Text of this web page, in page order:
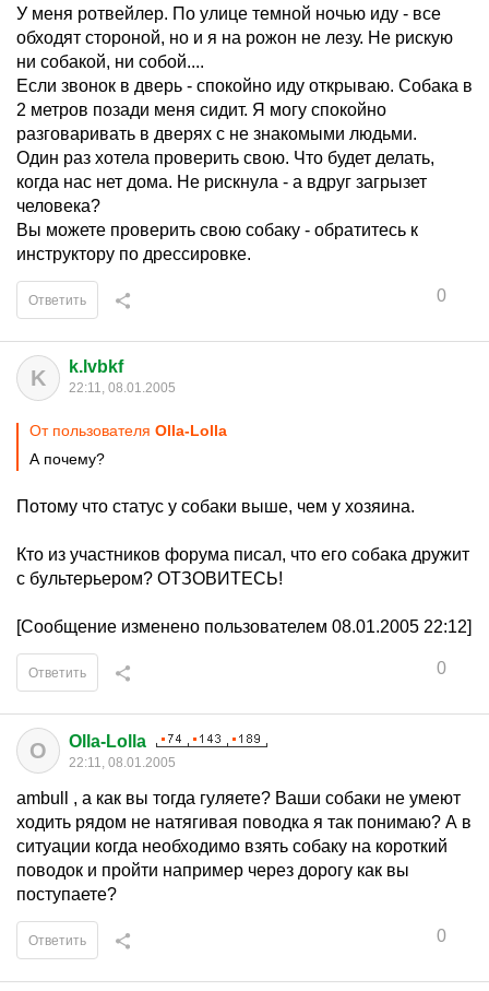
У меня ротвейлер. По улице темной ночью иду - все
обходят стороной, но и я на рожон не лезу. Не рискую
ни собакой, ни собой....
Если звонок в дверь - спокойно иду открываю. Собака в
2 метров позади меня сидит. Я могу спокойно
разговаривать в дверях с не знакомыми людьми.
Один раз хотела проверить свою. Что будет делать,
когда нас нет дома. Не рискнула - а вдруг загрызет
человека?
Вы можете проверить свою собаку - обратитесь к
инструктору по дрессировке.
0
Ответить
K k.lvbkf
22:11, 08.01.2005
От пользователя Olla-Lolla
А почему?
Потому что статус у собаки выше, чем у хозяина.
Кто из участников форума писал, что его собака дружит
с бультерьером? ОТЗОВИТЕСЬ!
[Сообщение изменено пользователем 08.01.2005 22:12]
0
Ответить
O Olla-Lolla
22:11, 08.01.2005
ambull , а как вы тогда гуляете? Ваши собаки не умеют
ходить рядом не натягивая поводка я так понимаю? А в
ситуации когда необходимо взять собаку на короткий
поводок и пройти например через дорогу как вы
поступаете?
0
Ответить